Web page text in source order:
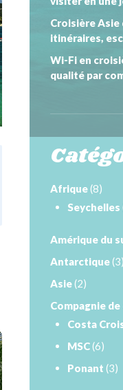
Croisière Asie
itinéraires,
Wi-Fi en
qualité par
Afrique(8)
Seychelles
Amérique du
Antarctique(3)
Asie(2)
Compagnie
Costa
MSC(6)
Ponant (3)